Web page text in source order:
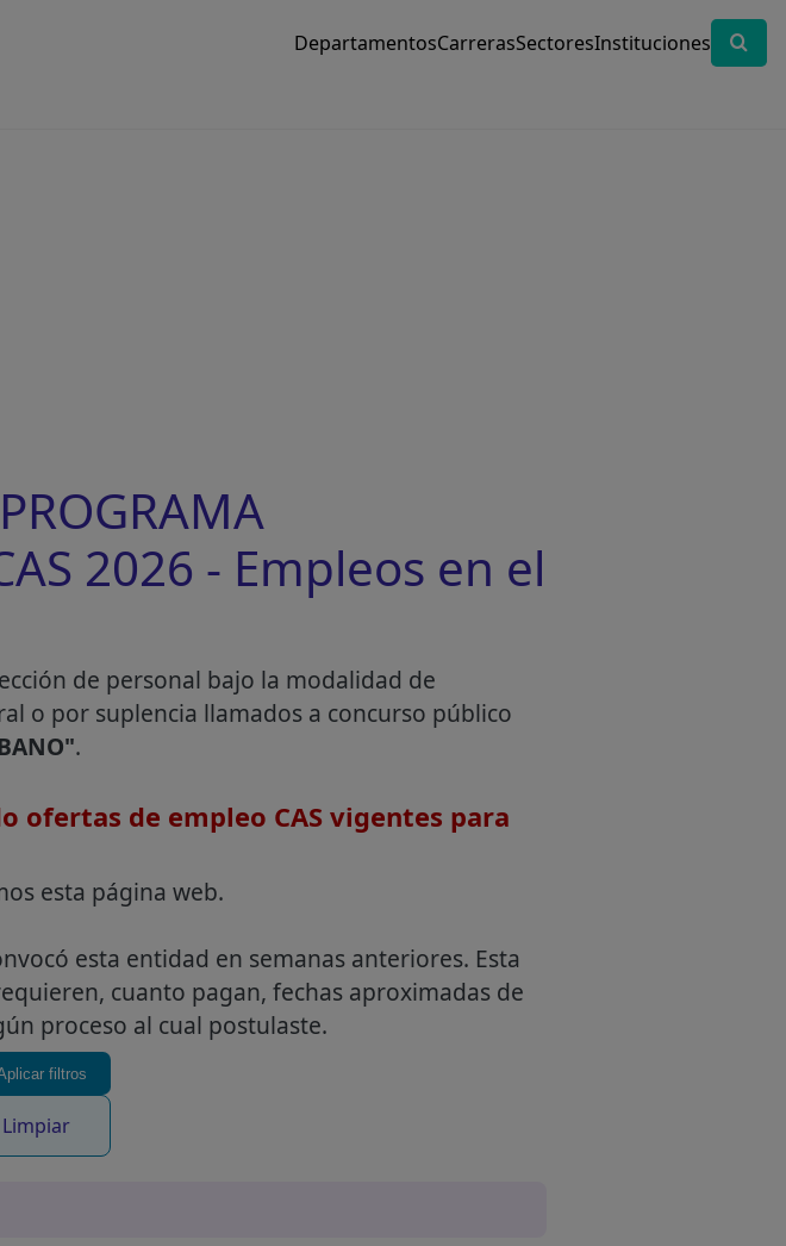
DepartamentosCarrerasSectoresInstituciones
2026 - Empleos en el
de personal bajo la modalidad de
o por suplencia llamados a concurso público
.
ofertas de empleo CAS vigentes para
esta página web.
esta entidad en semanas anteriores. Esta
cuanto pagan, fechas aproximadas de
proceso al cual postulaste.
filtros
Limpiar